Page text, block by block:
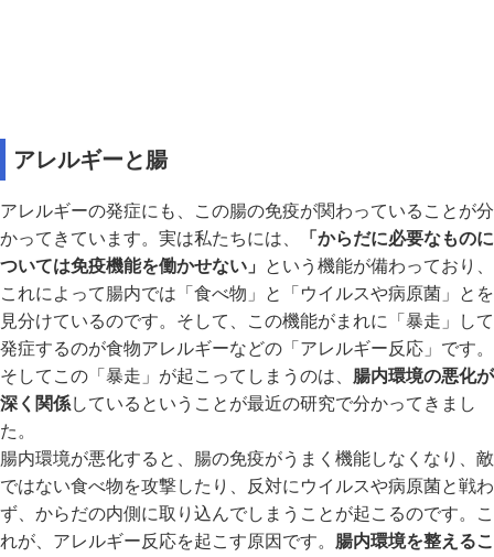
アレルギーと腸
アレルギーの発症にも、この腸の免疫が関わっていることが分
かってきています。実は私たちには、
「からだに必要なものに
ついては免疫機能を働かせない」
という機能が備わっており、
これによって腸内では「食べ物」と「ウイルスや病原菌」とを
見分けているのです。そして、この機能がまれに「暴走」して
発症するのが食物アレルギーなどの「アレルギー反応」です。
そしてこの「暴走」が起こってしまうのは、 腸内環境の悪化が
深く関係しているということが最近の研究で分かってきまし
た。
腸内環境が悪化すると、腸の免疫がうまく機能しなくなり、敵
ではない食べ物を攻撃したり、反対にウイルスや病原菌と戦わ
ず、からだの内側に取り込んでしまうことが起こるのです。こ
れが、アレルギー反応を起こす原因です。 腸内環境を整えるこ